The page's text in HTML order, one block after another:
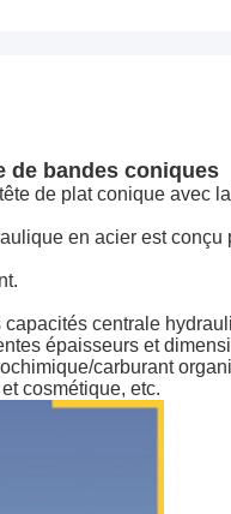
de bandes coniques
de plat conique avec
en acier est conçu
centrale
épaisseurs et
carburant
cosmétique, etc.